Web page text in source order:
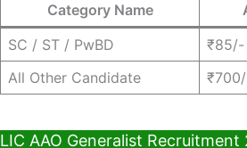
Category Name
SC / ST / PwBD
₹85/-
All Other Candidate
LIC AAO Generalist